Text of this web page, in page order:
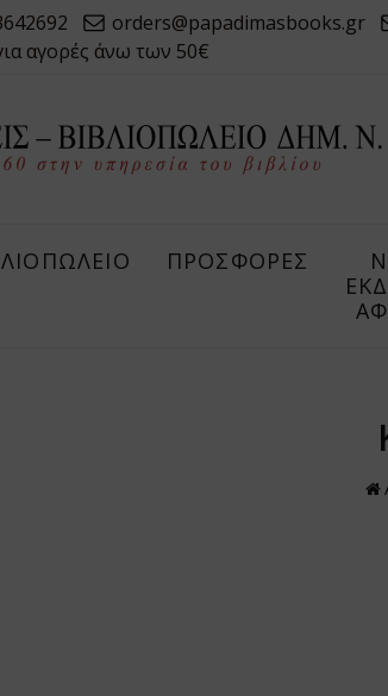
orders@papadimasbooks.gr
αγορές άνω των 50€
ΠΡΟΣΦΟΡΕΣ